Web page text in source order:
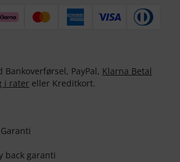
Bankoverførsel, PayPal, Klarna Betal
i rater eller Kreditkort.
back garanti